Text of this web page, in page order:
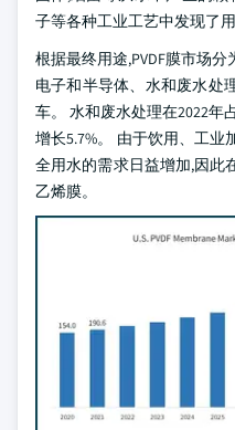
子等各种工业工艺中发现了
根据最终用途,PVDF膜市场分
电子和半导体、水和废水处
车。 水和废水处理在2022年
增长5.7%。 由于饮用、工
全用水的需求日益增加,因此
乙烯膜。